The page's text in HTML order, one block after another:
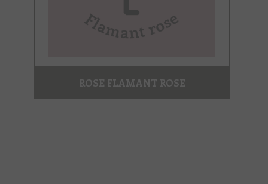
ROSE FLAMANT ROSE